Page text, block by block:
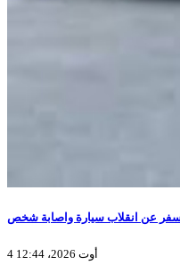
عن انقلاب سيارة واصابة شخص
4 أوت 2026، 12:44